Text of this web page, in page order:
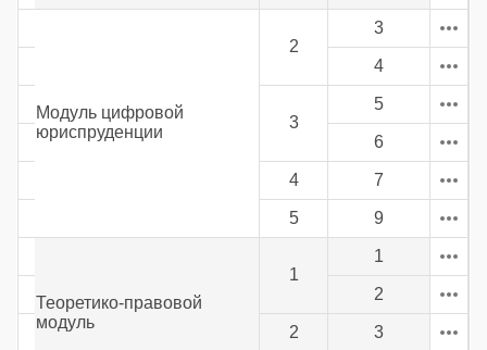
Модуль цифровой
юриспруденции
2
3
4
3
5
6
4 7
5 9
Теоретико-правовой
модуль
1
1
2
2 3